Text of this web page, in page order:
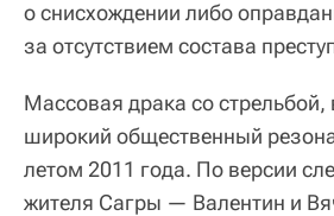
о снисхождении либо
за отсутствием состава
Массовая драка со
широкий общественный
летом 2011 года. По версии
жителя Сагры — Валентин и